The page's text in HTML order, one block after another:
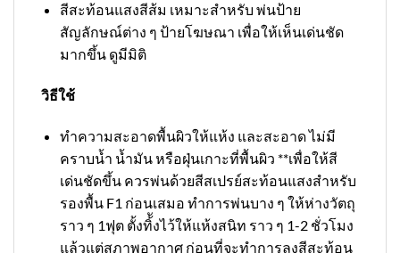
สีสะท้อนแสงสีส้ม เหมาะสำหรับ พ่นป้าย
สัญลักษณ์ต่าง ๆ ป้ายโฆษณา เพื่อให้เห็นเด่นชัด
มากขึ้น ดูมีมิติ
วิธีใช้
ทำความสะอาดพื้นผิวให้แห้ง และสะอาด ไม่มี
คราบน้ำ น้ำมัน หรือฝุ่นเกาะที่พื้นผิว **เพื่อให้สี
เด่นชัดขึ้น ควรพ่นด้วยสีสเปรย์สะท้อนแสงสำหรับ
รองพื้น F1 ก่อนเสมอ ทำการพ่นบาง ๆ ให้ห่างวัตถุ
ราว ๆ 1ฟุต ตั้งทิ้ังไว้ให้แห้งสนิท ราว ๆ 1-2 ชั่วโมง
แล้วแต่สภาพอากาศ ก่อนที่จะทำการลงสีสะท้อน